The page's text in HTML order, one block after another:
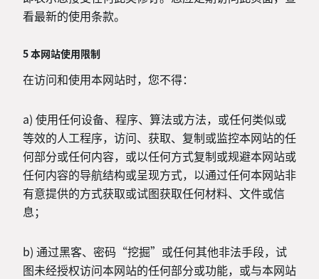
看最新的使用条款。
5 本网站使用限制
在访问和使用本网站时，您不得：
a) 使用任何设备、程序、算法或方法，或任何类似或
等效的人工程序，访问、获取、复制或监控本网站的任
何部分或任何内容，或以任何方式复制或规避本网站或
任何内容的导航结构或呈现方式，以通过任何本网站非
有意提供的方式获取或试图获取任何材料、文件或信
息；
b) 通过黑客、密码“挖掘”或任何其他非法手段，试
图未经授权访问本网站的任何部分或功能，或与本网站